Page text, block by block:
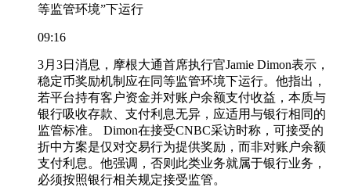
等监管环境”下运行
09:16
3月3日消息，摩根大通首席执行官Jamie Dimon表示，
稳定币奖励机制应在同等监管环境下运行。他指出，
若平台持有客户资金并对账户余额支付收益，本质与
银行吸收存款、支付利息无异，应适用与银行相同的
监管标准。 Dimon在接受CNBC采访时称，可接受的
折中方案是仅对交易行为提供奖励，而非对账户余额
支付利息。他强调，否则此类业务就属于银行业务，
必须按照银行相关规定接受监管。